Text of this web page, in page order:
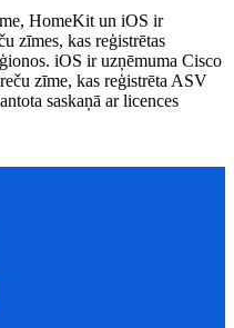
HomeKit un iOS ir
zīmes, kas reģistrētas
iOS ir uzņēmuma Cisco
zīme, kas reģistrēta ASV
saskaņā ar licences